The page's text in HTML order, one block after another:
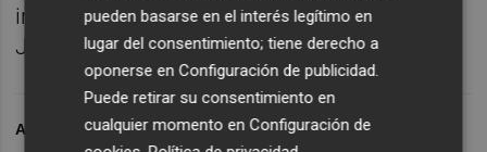
iniciar el proceso clasificatorio para los
Juegos de París”, finalizó.
ARCHIVADO EN
pueden basarse en el interés legítimo en
lugar del consentimiento; tiene derecho a
oponerse enConfiguración de publicidad
Puede retirar su consentimiento en
cualquier momento enConfiguración de